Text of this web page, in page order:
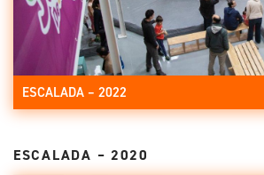
ESCALADA – 2022
ESCALADA – 2020